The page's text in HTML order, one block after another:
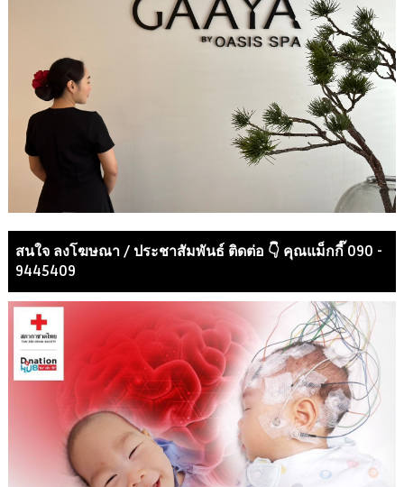
สนใจ ลงโฆษณา / ประชาสัมพันธ์ ติดต่อ 👇 คุณแม็กกี๊ 090 -
9445409